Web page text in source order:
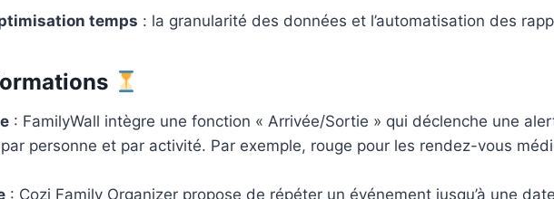
temps : la granularité des données et l’automatisation des
: FamilyWall intègre une fonction « Arrivée/Sortie » qui déclenche une
personne et par activité. Par exemple, rouge pour les rendez-vous
: Cozi Family Organizer propose de répéter un événement jusqu’à une